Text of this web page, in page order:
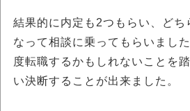
結果的に内定も2つもらい、どち
なって相談に乗ってもらいまし
度転職するかもしれないことを
い決断することが出来ました。